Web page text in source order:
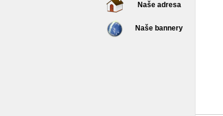
Naše adresa
Naše bannery